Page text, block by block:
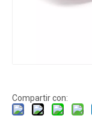
Compartir con: